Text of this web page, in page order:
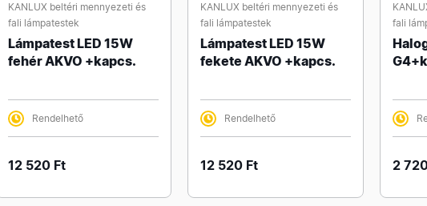
KANLUX beltéri mennyezeti és
fali lámpatestek
Lámpatest LED 15W
fehér AKVO +kapcs.
Rendelhető
12 520 Ft
KANLUX beltéri mennyezeti és
fali lámpatestek
Lámpatest LED 15W
fekete AKVO +kapcs.
Rendelhető
12 520 Ft
fali
2